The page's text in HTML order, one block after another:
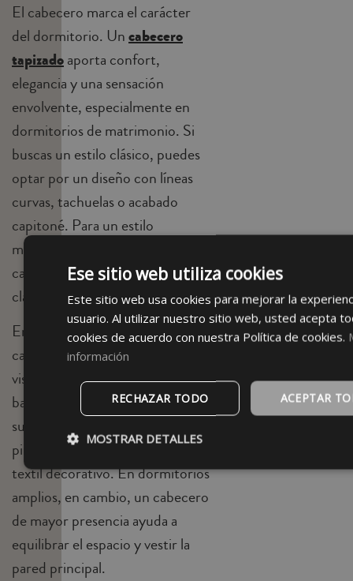
El cabecero marca el carácter
del dormitorio. Uncabecero
tapizadoaporta confort,
elegancia y una sensación
envolvente, especialmente en
dormitorios de matrimonio. Si
buscas un estilo clásico, puedes
optar por un diseño con líneas
curvas, tachuelas o acabado
capitoné. Para un estilo
minimalista, funcionará mejor un
cabecero liso en lino, beige o gris
claro.
En habitaciones pequeñas, el
cabecero debe ser ligero
visualmente. Puedes elegir uno
bajo, en tonos claros o incluso
sustituirlo por una pared
pintada, molduras sencillas o un
textil decorativo. En dormitorios
amplios, en cambio, un cabecero
de mayor presencia ayuda a
equilibrar el espacio y vestir la
pared principal.
Ese sitio web utiliza cookies
Este sitio web usa cookies para mejorar la
usuario. Al utilizar nuestro sitio web, usted acepta
cookies de acuerdo con nuestra Política de cookies.
información
ACEPTAR
RECHAZAR TODO
MOSTRAR DETALLES